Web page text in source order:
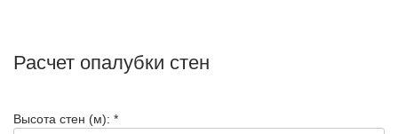
Расчет опалубки стен
Высота стен (м): *